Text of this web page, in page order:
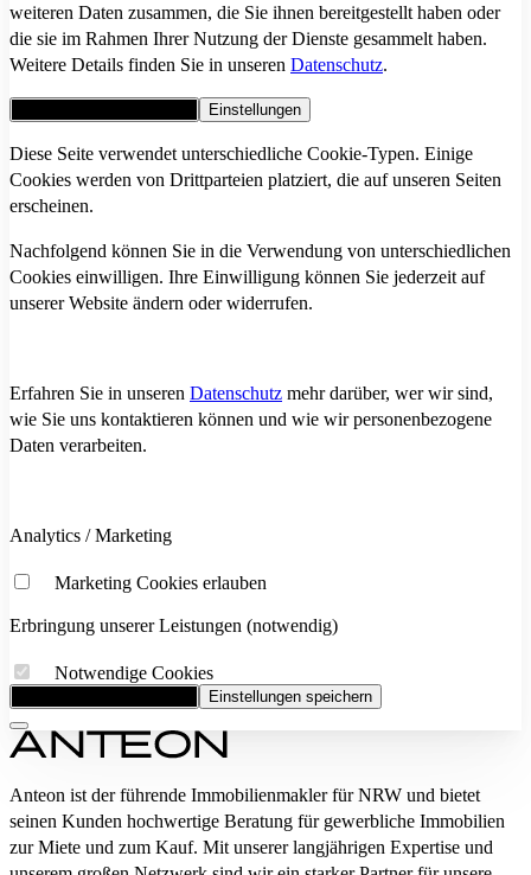
weiteren Daten zusammen, die Sie ihnen bereitgestellt haben oder
die sie im Rahmen Ihrer Nutzung der Dienste gesammelt haben.
Weitere Details finden Sie in unseren Datenschutz.
Einstellungen
Diese Seite verwendet unterschiedliche Cookie-Typen. Einige
Cookies werden von Drittparteien platziert, die auf unseren Seiten
erscheinen.
Nachfolgend können Sie in die Verwendung von unterschiedlichen
Cookies einwilligen. Ihre Einwilligung können Sie jederzeit auf
unserer Website ändern oder widerrufen.
Erfahren Sie in unseren Datenschutz mehr darüber, wer wir sind,
wie Sie uns kontaktieren können und wie wir personenbezogene
Daten verarbeiten.
Analytics / Marketing
Marketing Cookies erlauben
Erbringung unserer Leistungen (notwendig)
Notwendige Cookies
Einstellungen speichern
Anteon ist der führende Immobilienmakler für NRW und bietet
seinen Kunden hochwertige Beratung für gewerbliche Immobilien
zur Miete und zum Kauf. Mit unserer langjährigen Expertise und